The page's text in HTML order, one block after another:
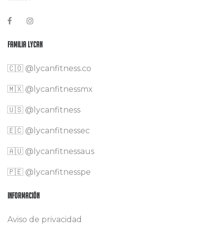
Familia Lycan
🇨🇴 @lycanfitness.co
🇲🇽 @lycanfitnessmx
🇺🇸 @lycanfitness
🇪🇨 @lycanfitnessec
🇦🇺 @lycanfitnessaus
🇵🇪 @lycanfitnesspe
Información
Aviso de privacidad